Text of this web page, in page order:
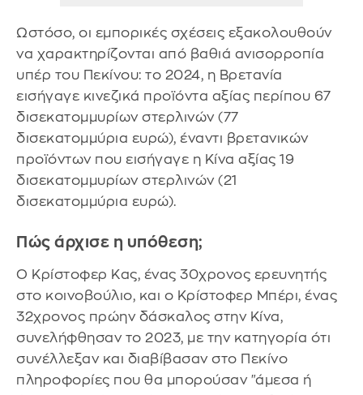
Ωστόσο, οι εμπορικές σχέσεις εξακολουθούν
να χαρακτηρίζονται από βαθιά ανισορροπία
υπέρ του Πεκίνου: το 2024, η Βρετανία
εισήγαγε κινεζικά προϊόντα αξίας περίπου 67
δισεκατομμυρίων στερλινών (77
δισεκατομμύρια ευρώ), έναντι βρετανικών
προϊόντων που εισήγαγε η Κίνα αξίας 19
δισεκατομμυρίων στερλινών (21
δισεκατομμύρια ευρώ).
Πώς άρχισε η υπόθεση;
Ο Κρίστοφερ Κας, ένας 30χρονος ερευνητής
στο κοινοβούλιο, και ο Κρίστοφερ Μπέρι, ένας
32χρονος πρώην δάσκαλος στην Κίνα,
συνελήφθησαν το 2023, με την κατηγορία ότι
συνέλλεξαν και διαβίβασαν στο Πεκίνο
πληροφορίες που θα μπορούσαν "άμεσα ή